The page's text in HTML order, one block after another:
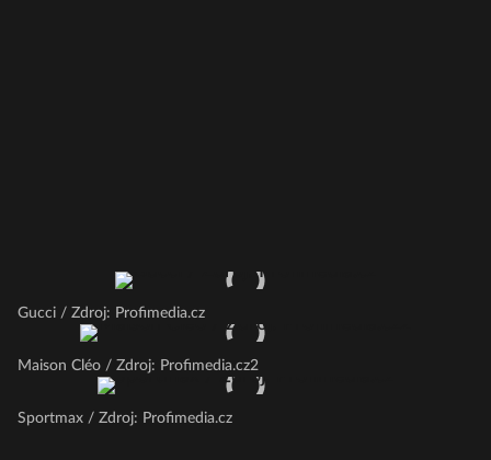
Gucci / Zdroj: Profimedia.cz
Maison Cléo / Zdroj: Profimedia.cz2
Sportmax / Zdroj: Profimedia.cz